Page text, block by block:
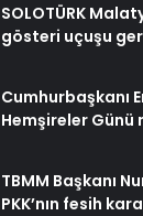
SOLOTÜRK
gösteri uçuşu
Cumhurbaşkanı
Hemşireler Günü
TBMM Başkanı
PKK’nın fesih